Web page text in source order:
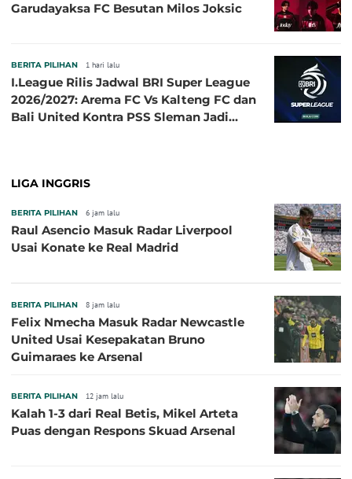
Garudayaksa FC Besutan Milos Joksic
BERITA PILIHAN 1 hari lalu
I.League Rilis Jadwal BRI Super League
2026/2027: Arema FC Vs Kalteng FC dan
Bali United Kontra PSS Sleman Jadi
LIGA INGGRIS
BERITA PILIHAN 6 jam lalu
Raul Asencio Masuk Radar Liverpool
Usai Konate ke Real Madrid
BERITA PILIHAN 8 jam lalu
Felix Nmecha Masuk Radar Newcastle
United Usai Kesepakatan Bruno
Guimaraes ke Arsenal
BERITA PILIHAN 12 jam lalu
Kalah 1-3 dari Real Betis, Mikel Arteta
Puas dengan Respons Skuad Arsenal